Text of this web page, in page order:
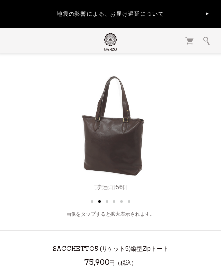
地震の影響による、お届け遅延について
チョコ[56]
画像をタップすると拡大表示されます。
SACCHETTO5 (サケット5)縦型Zipトート
75,900円（税込）